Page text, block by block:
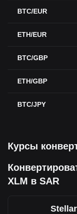
BTC/EUR
ETH/EUR
BTC/GBP
ETH/GBP
BTC/JPY
Курсы
XLM в SAR
Stellar